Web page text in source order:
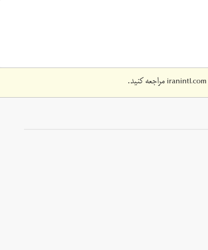
iranintl.comمراجعه کنید.